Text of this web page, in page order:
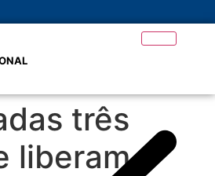
três
liberam